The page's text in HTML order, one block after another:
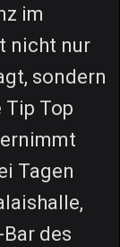
im
nicht nur
sondern
Top
Tagen
des